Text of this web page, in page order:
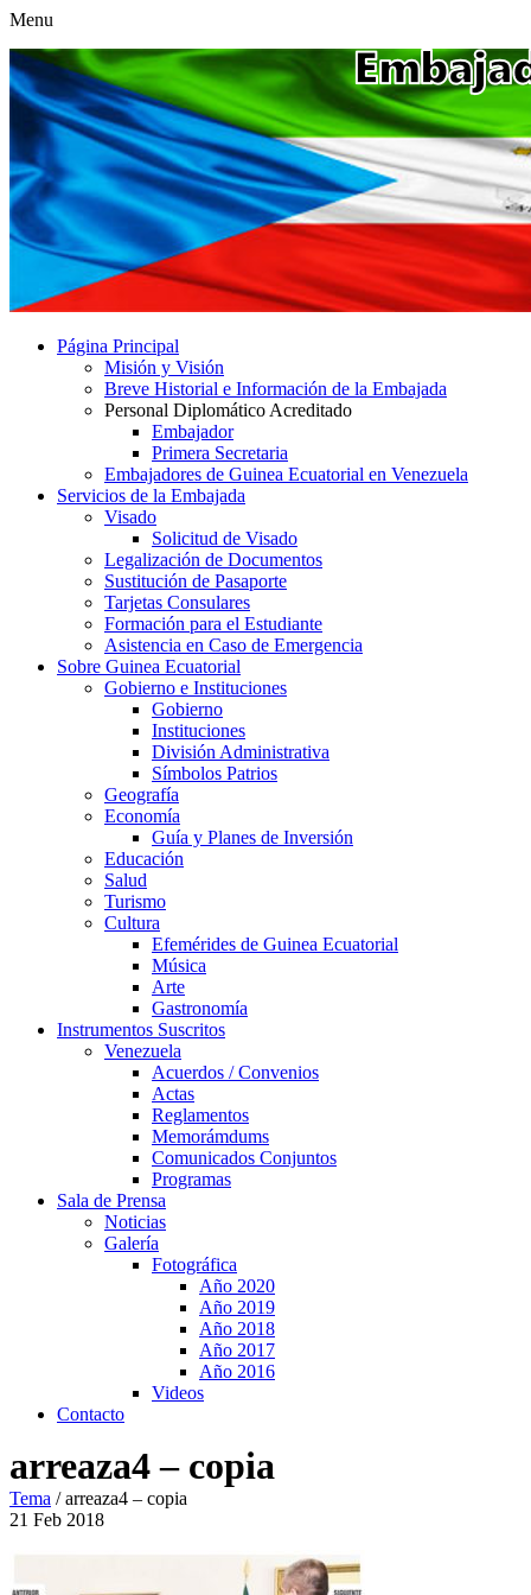
Menu
Página Principal
Misión y Visión
Breve Historial e Información de la Embajada
Personal Diplomático Acreditado
Embajador
Primera Secretaria
Embajadores de Guinea Ecuatorial en Venezuela
Servicios de la Embajada
Visado
Solicitud de Visado
Legalización de Documentos
Sustitución de Pasaporte
Tarjetas Consulares
Formación para el Estudiante
Asistencia en Caso de Emergencia
Sobre Guinea Ecuatorial
Gobierno e Instituciones
Gobierno
Instituciones
División Administrativa
Símbolos Patrios
Geografía
Economía
Guía y Planes de Inversión
Educación
Salud
Turismo
Cultura
Efemérides de Guinea Ecuatorial
Música
Arte
Gastronomía
Instrumentos Suscritos
Venezuela
Acuerdos / Convenios
Actas
Reglamentos
Memorámdums
Comunicados Conjuntos
Programas
Sala de Prensa
Noticias
Galería
Fotográfica
Año 2020
Año 2019
Año 2018
Año 2017
Año 2016
Videos
Contacto
arreaza4 – copia
Tema /arreaza4 – copia
21 Feb 2018